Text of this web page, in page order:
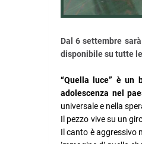
Dal 6 settembre
disponibile su tutte
“Quella luce” è un
adolescenza nel
universale e nella
Il pezzo vive su un
Il canto è aggressivo